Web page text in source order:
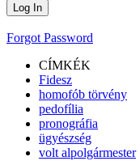
Forgot Password
CÍMKÉK
Fidesz
homofób törvény
pedofília
pronográfia
ügyészség
volt alpolgármester